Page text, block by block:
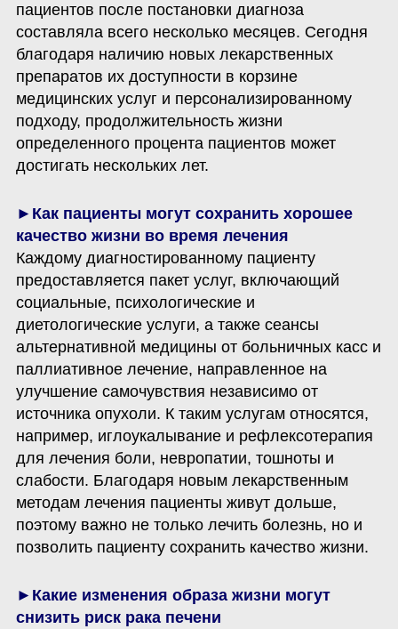
пациентов после постановки диагноза
составляла всего несколько месяцев. Сегодня
благодаря наличию новых лекарственных
препаратов их доступности в корзине
медицинских услуг и персонализированному
подходу, продолжительность жизни
определенного процента пациентов может
достигать нескольких лет.
►Как пациенты могут сохранить хорошее
Каждому диагностированному пациенту
предоставляется пакет услуг, включающий
социальные, психологические и
диетологические услуги, а также сеансы
альтернативной медицины от больничных касс и
паллиативное лечение, направленное на
улучшение самочувствия независимо от
источника опухоли. К таким услугам относятся,
например, иглоукалывание и рефлексотерапия
для лечения боли, невропатии, тошноты и
слабости. Благодаря новым лекарственным
методам лечения пациенты живут дольше,
поэтому важно не только лечить болезнь, но и
позволить пациенту сохранить качество жизни.
►Какие изменения образа жизни могут